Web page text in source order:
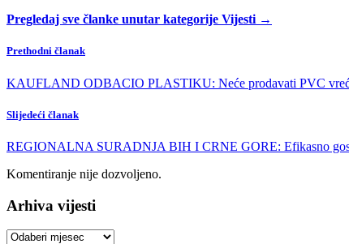
Pregledaj sve članke unutar kategorije Vijesti →
Prethodni članak
KAUFLAND ODBACIO PLASTIKU: Neće prodavati PVC
Slijedeći članak
REGIONALNA SURADNJA BIH I CRNE GORE: Efikasno
Komentiranje nije dozvoljeno.
Arhiva vijesti
Arhiva